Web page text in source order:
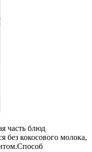
часть блюд
без кокосового молока,